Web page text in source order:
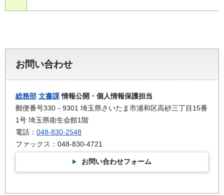
お問い合わせ
総務部 文書課情報公開・個人情報保護担当
郵便番号330－9301 埼玉県さいたま市浦和区高砂三丁目15番
1号 埼玉県衛生会館1階
電話： 048-830-2548
ファックス：048-830-4721
お問い合わせフォーム